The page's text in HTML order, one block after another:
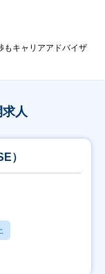
もキャリアアドバイザ
人
）